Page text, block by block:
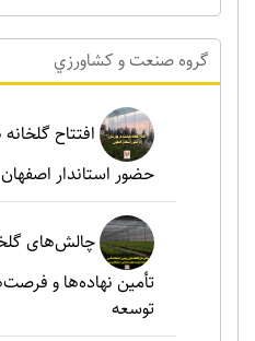
گروه صنعت و کشاورزي
افتتاح
حضور استاندار اصفهان
چالش‌های
تأمین نهاده‌ها و
توسعه